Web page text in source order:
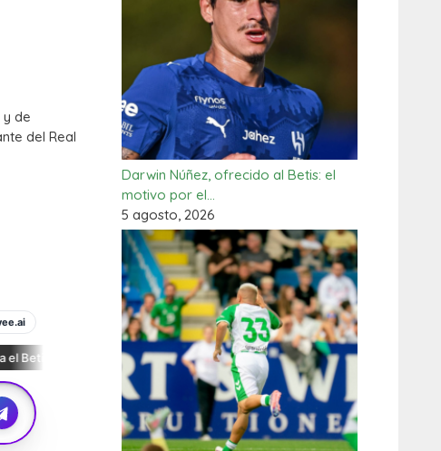
y de
del Real
Darwin Núñez, ofrecido al Betis: el
motivo por el…
5 agosto, 2026